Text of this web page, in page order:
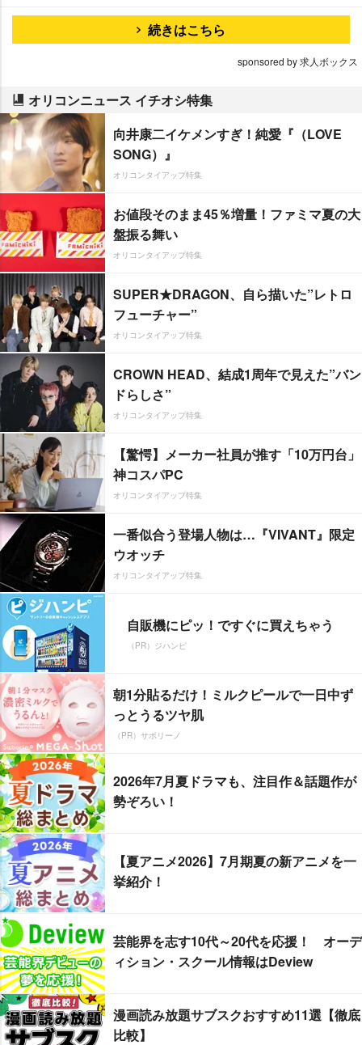
続きはこちら
sponsored by 求人ボックス
オリコンニュース イチオシ特集
向井康二イケメンすぎ！純愛『（LOVE
SONG）』
オリコンタイアップ特集
お値段そのまま45％増量！ファミマ夏の大
盤振る舞い
オリコンタイアップ特集
SUPER★DRAGON、自ら描いた”レトロ
フューチャー”
オリコンタイアップ特集
CROWN HEAD、結成1周年で見えた”バン
ドらしさ”
オリコンタイアップ特集
【驚愕】メーカー社員が推す「10万円台」
神コスパPC
オリコンタイアップ特集
一番似合う登場人物は…『VIVANT』限定
ウオッチ
オリコンタイアップ特集
自販機にピッ！ですぐに買えちゃう
（PR）ジハンピ
朝1分貼るだけ！ミルクピールで一日中ず
っとうるツヤ肌
（PR）サボリーノ
2026年7月夏ドラマも、注目作＆話題作が
勢ぞろい！
【夏アニメ2026】7月期夏の新アニメを一
挙紹介！
芸能界を志す10代～20代を応援！ オーデ
ィション・スクール情報はDeview
漫画読み放題サブスクおすすめ11選【徹底
比較】